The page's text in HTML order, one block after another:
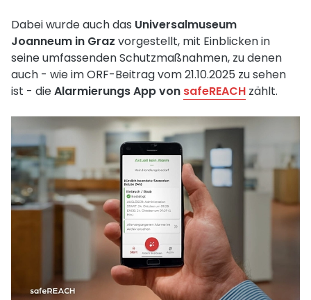
Dabei wurde auch das Universalmuseum
Joanneum in Graz vorgestellt, mit Einblicken in
seine umfassenden Schutzmaßnahmen, zu denen
auch - wie im ORF-Beitrag vom 21.10.2025 zu sehen
ist - dieAlarmierungs App von safeREACH zählt.